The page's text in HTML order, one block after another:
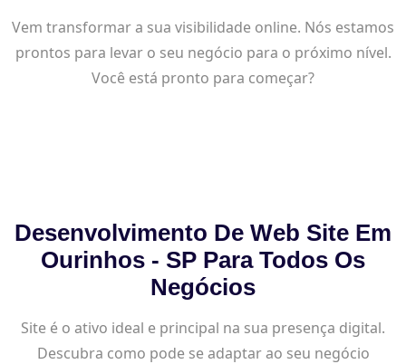
Vem transformar a sua visibilidade online. Nós estamos
prontos para levar o seu negócio para o próximo nível.
Você está pronto para começar?
Desenvolvimento De Web Site Em
Ourinhos - SP Para Todos Os
Negócios
Site é o ativo ideal e principal na sua presença digital.
Descubra como pode se adaptar ao seu negócio